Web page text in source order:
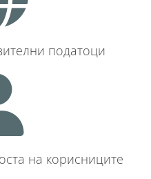
податоци
на корисниците